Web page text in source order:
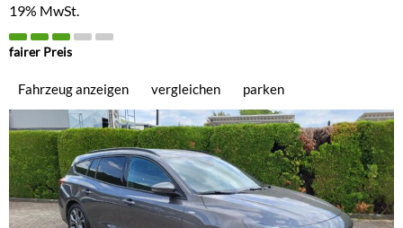
19% MwSt.
fairer Preis
Fahrzeug anzeigen vergleichen parken